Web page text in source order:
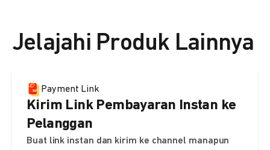
Jelajahi Produk Lainnya
Payment Link
Kirim Link Pembayaran Instan ke
Pelanggan
Buat link instan dan kirim ke channel manapun